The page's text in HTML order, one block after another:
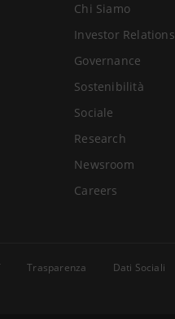
Chi Siamo
Investor Relations
Governance
Sostenibilità
Sociale
Research
Newsroom
Careers
Trasparenza Dati Sociali